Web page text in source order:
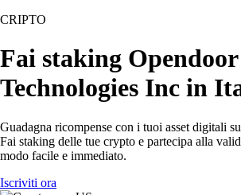
CRIPTO
Fai staking Opendoor
Technologies Inc in
Guadagna ricompense con i tuoi asset digitali
Fai staking delle tue crypto e partecipa alla
modo facile e immediato.
Iscriviti ora